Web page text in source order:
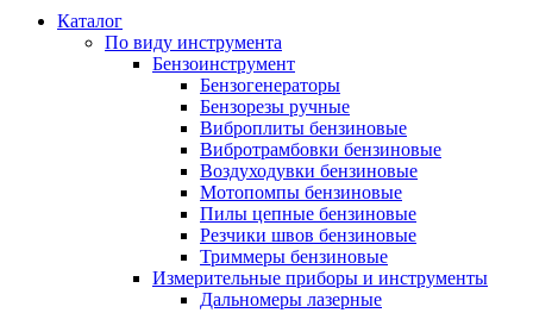
Каталог
По виду инструмента
Бензоинструмент
Бензогенераторы
Бензорезы ручные
Виброплиты бензиновые
Вибротрамбовки бензиновые
Воздуходувки бензиновые
Мотопомпы бензиновые
Пилы цепные бензиновые
Резчики швов бензиновые
Триммеры бензиновые
Измерительные приборы и инструменты
Дальномеры лазерные